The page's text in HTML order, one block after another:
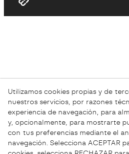
Utilizamos cookies propias y de
nuestros servicios, por razones
experiencia de navegación, para
y, opcionalmente, para mostrarte
con tus preferencias mediante el
navegación. Selecciona ACEPTAR